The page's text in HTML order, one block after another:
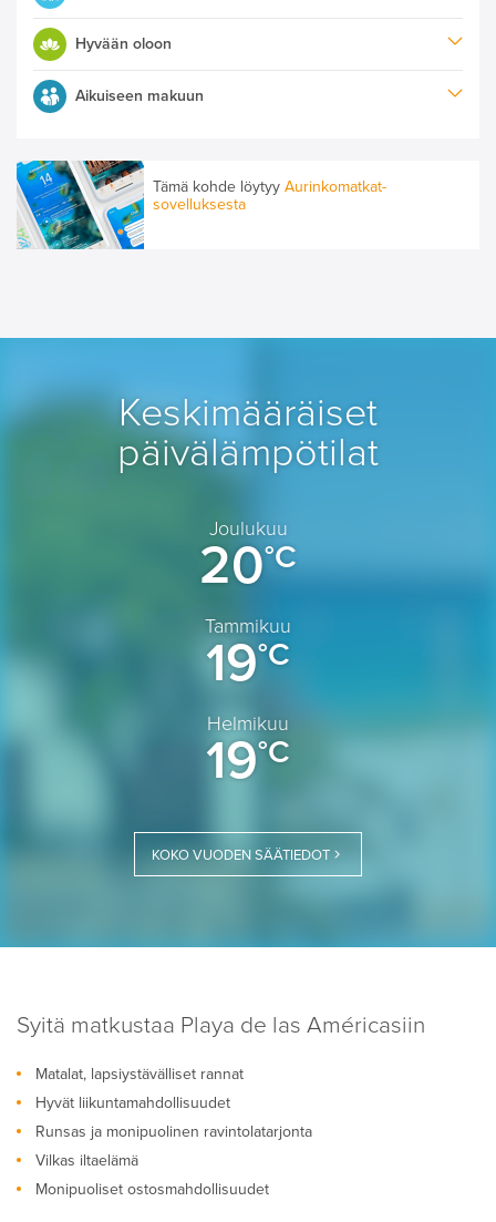
Hyvään oloon
Aikuiseen makuun
Tämä kohde löytyy Aurinkomatkat-
sovelluksesta
Keskimääräiset
päivälämpötilat
Joulukuu
20°C
Tammikuu
19°C
Helmikuu
19°C
KOKO VUODEN SÄÄTIEDOT
Syitä matkustaa Playa de las Américasiin
Matalat, lapsiystävälliset rannat
Hyvät liikuntamahdollisuudet
Runsas ja monipuolinen ravintolatarjonta
Vilkas iltaelämä
Monipuoliset ostosmahdollisuudet